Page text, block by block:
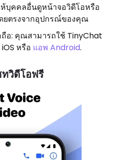
บุคคลอื่นดูหน้าจอวิดีโอหรือ
ยตรงจากอุปกรณ์ของคุณ
อ: คุณสามารถใช้ TinyChat
หรือ แอพ Android.
วิดีโอฟรี